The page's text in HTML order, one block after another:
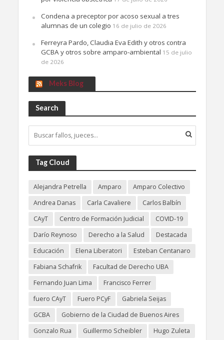
Condena a preceptor por acoso sexual a tres
alumnas de un colegio 16 de julio de 2026
Ferreyra Pardo, Claudia Eva Edith y otros contra
GCBA y otros sobre amparo-ambiental 15 de julio
de 2026
Meks Blog
Search
Tag Cloud
Alejandra Petrella Amparo
Amparo Colectivo
Andrea Danas
Carla Cavaliere
Carlos Balbín
CAyT
Centro de Formación Judicial
COVID-19
Darío Reynoso
Derecho a la Salud
Destacada
Educación
Elena Liberatori
Esteban Centanaro
Fabiana Schafrik
Facultad de Derecho UBA
Fernando Juan Lima
Francisco Ferrer
fuero CAyT
Fuero PCyF
Gabriela Seijas
GCBA
Gobierno de la Ciudad de Buenos Aires
Gonzalo Rua
Guillermo Scheibler
Hugo Zuleta